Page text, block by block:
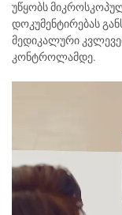
უწყობს
დოკუმენტირებას
მედიკალური
კონტროლამდე.